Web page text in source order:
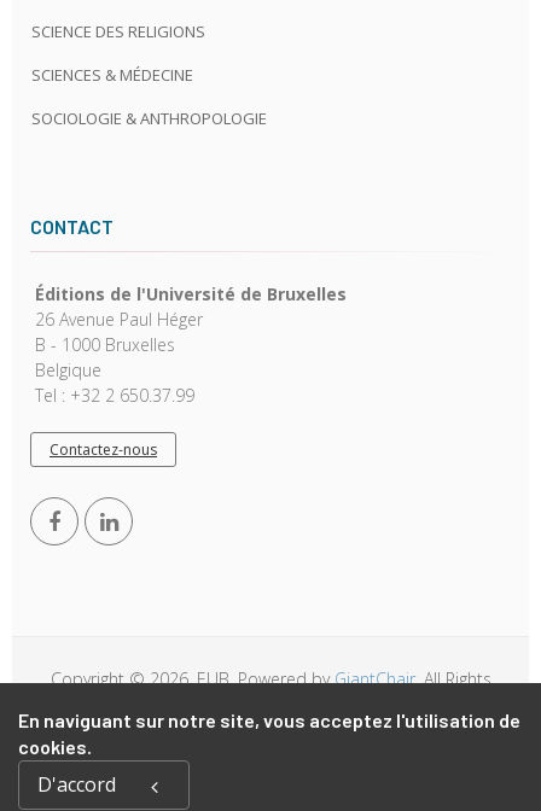
En naviguant sur notre site, vous acceptez l'utilisation de
cookies.
D'accord
SCIENCE DES RELIGIONS
SCIENCES & MÉDECINE
SOCIOLOGIE & ANTHROPOLOGIE
CONTACT
Éditions de l'Université de Bruxelles
26 Avenue Paul Héger
B - 1000 Bruxelles
Belgique
Tel : +32 2 650.37.99
Contactez-nous
Copyright © 2026, EUB. Powered byGiantChair. All Rights